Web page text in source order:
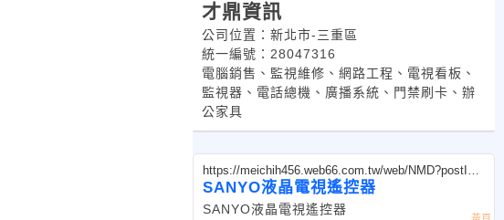
才鼎資訊
公司位置：新北市-三重區
統一編號：28047316
電腦銷售、監視維修、網路工程、電視看板、
監視器、電話總機、廣播系統、門禁刷卡、辦
公家具
https://meichih456.web66.com.tw/web/NMD?postId=
509852
SANYO液晶電視遙控器
SANYO液晶電視遙控器